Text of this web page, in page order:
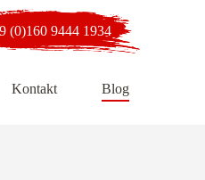
(0)160 9444 1934
Kontakt Blog